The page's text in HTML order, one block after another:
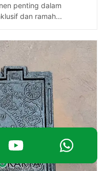
penting dalam
dan ramah...